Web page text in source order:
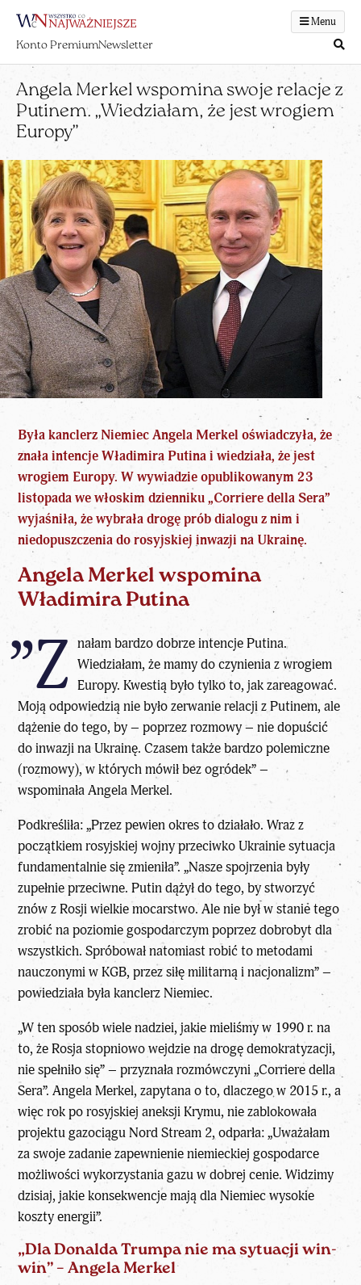
Menu
Konto PremiumNewsletter
Angela Merkel wspomina swoje relacje z
Putinem. „Wiedziałam, że jest wrogiem
Europy”
Była kanclerz Niemiec Angela Merkel oświadczyła, że
znała intencje Władimira Putina i wiedziała, że jest
wrogiem Europy. W wywiadzie opublikowanym 23
listopada we włoskim dzienniku „Corriere della Sera”
wyjaśniła, że wybrała drogę prób dialogu z nim i
niedopuszczenia do rosyjskiej inwazji na Ukrainę.
Angela Merkel wspomina
Władimira Putina
”Z nałam bardzo dobrze intencje Putina.
Wiedziałam, że mamy do czynienia z wrogiem
Europy. Kwestią było tylko to, jak zareagować.
Moją odpowiedzią nie było zerwanie relacji z Putinem, ale
dążenie do tego, by – poprzez rozmowy – nie dopuścić
do inwazji na Ukrainę. Czasem także bardzo polemiczne
(rozmowy), w których mówił bez ogródek” –
wspominała Angela Merkel.
Podkreśliła: „Przez pewien okres to działało. Wraz z
początkiem rosyjskiej wojny przeciwko Ukrainie sytuacja
fundamentalnie się zmieniła”. „Nasze spojrzenia były
zupełnie przeciwne. Putin dążył do tego, by stworzyć
znów z Rosji wielkie mocarstwo. Ale nie był w stanie tego
zrobić na poziomie gospodarczym poprzez dobrobyt dla
wszystkich. Spróbował natomiast robić to metodami
nauczonymi w KGB, przez siłę militarną i nacjonalizm” –
powiedziała była kanclerz Niemiec.
„W ten sposób wiele nadziei, jakie mieliśmy w 1990 r. na
to, że Rosja stopniowo wejdzie na drogę demokratyzacji,
nie spełniło się” – przyznała rozmówczyni „Corriere della
Sera”. Angela Merkel, zapytana o to, dlaczego w 2015 r., a
więc rok po rosyjskiej aneksji Krymu, nie zablokowała
projektu gazociągu Nord Stream 2, odparła: „Uważałam
za swoje zadanie zapewnienie niemieckiej gospodarce
możliwości wykorzystania gazu w dobrej cenie. Widzimy
dzisiaj, jakie konsekwencje mają dla Niemiec wysokie
koszty energii”.
„Dla Donalda Trumpa nie ma sytuacji win-
win” – Angela Merkel